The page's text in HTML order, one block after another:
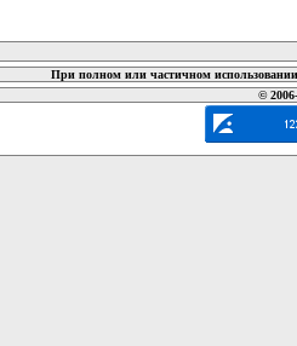
При полном или частичном
©